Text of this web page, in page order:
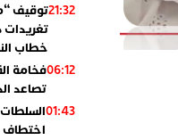
21:32توقيف
خطاب
06:12فخامة
تصاعد
01:43
اختطاف